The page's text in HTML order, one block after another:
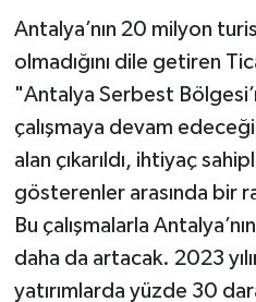
Antalya’nın 20 milyon
olmadığını dile getiren
"Antalya Serbest
çalışmaya devam
alan çıkarıldı, ihtiyaç
gösterenler arasında bir
Bu çalışmalarla
daha da artacak. 2023
yatırımlarda yüzde 30